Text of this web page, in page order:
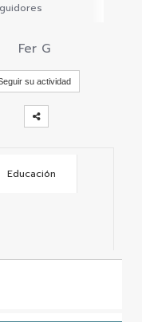
Fer G
su actividad
Educación